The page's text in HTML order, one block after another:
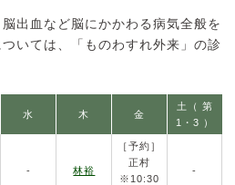
出血など脳にかかわる病気全般を
いては、「ものわすれ外来」の診
水 木 金
土（ 第
1・3 ）
- 林裕
［予約］
正村
※10:30
-